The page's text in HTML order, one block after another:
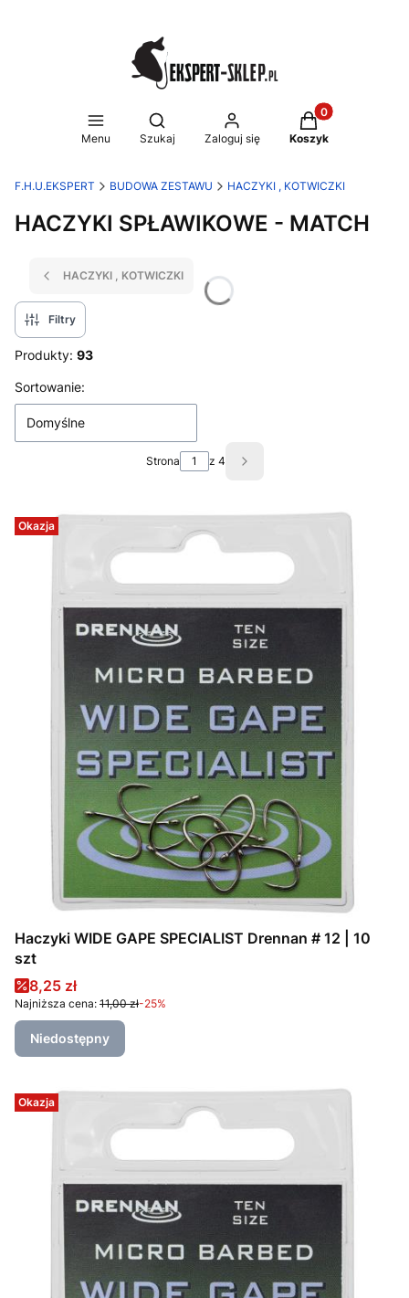
Menu
Otwórz wyszukiwarkę
Szukaj Zaloguj się
Produkty w
Koszyk
F.H.U.EKSPERT BUDOWA ZESTAWU HACZYKI , KOTWICZKI
HACZYKI SPŁAWIKOWE - MATCH
HACZYKI , KOTWICZKI
Filtry
Produkty: 93
Lista produktów
Sortowanie:
Domyślne
Strona z 4 Następne produkty
Okazja
Haczyki WIDE GAPE SPECIALIST Drennan # 12 | 10
szt
Cena promocyjna
8,25 zł
Najniższa cena: 11,00 zł-25%
Niedostępny
Okazja